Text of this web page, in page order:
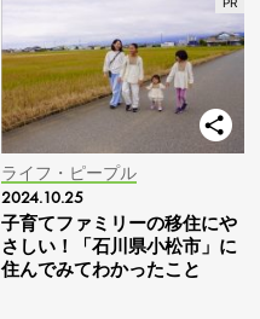
ライフ・ピープル
2024.10.25
子育てファミリーの移住にや
さしい！「石川県小松市」に
住んでみてわかったこと